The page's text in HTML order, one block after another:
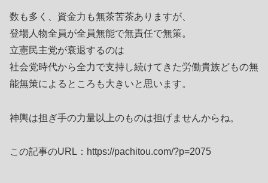
数も多く、資金力も無茶苦茶ありますが、
登場人物全員が全員無能で無責任で無策。
立憲民主党が衰退するのは
社会党時代から全力で支持し続けてきた労働貴族どもの無
能無策によるところも大きいと思います。
神輿は担ぎ手の力量以上のものは担げませんからね。
この記事のURL：https://pachitou.com/?p=2075